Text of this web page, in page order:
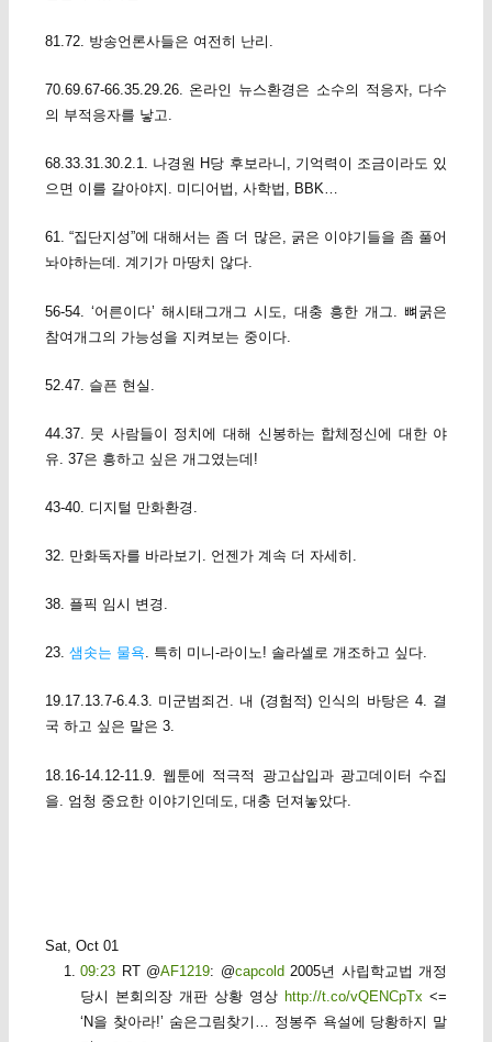
81.72. 방송언론사들은 여전히 난리.
70.69.67-66.35.29.26. 온라인 뉴스환경은 소수의 적응자, 다수
의 부적응자를 낳고.
68.33.31.30.2.1. 나경원 H당 후보라니, 기억력이 조금이라도 있
으면 이를 갈아야지. 미디어법, 사학법, BBK…
61. “집단지성”에 대해서는 좀 더 많은, 굵은 이야기들을 좀 풀어
놔야하는데. 계기가 마땅치 않다.
56-54. ‘어른이다’ 해시태그개그 시도, 대충 흥한 개그. 뼈굵은
참여개그의 가능성을 지켜보는 중이다.
52.47. 슬픈 현실.
44.37. 뭇 사람들이 정치에 대해 신봉하는 합체정신에 대한 야
유. 37은 흥하고 싶은 개그였는데!
43-40. 디지털 만화환경.
32. 만화독자를 바라보기. 언젠가 계속 더 자세히.
38. 플픽 임시 변경.
23. 샘솟는 물욕. 특히 미니-라이노! 솔라셀로 개조하고 싶다.
19.17.13.7-6.4.3. 미군범죄건. 내 (경험적) 인식의 바탕은 4. 결
국 하고 싶은 말은 3.
18.16-14.12-11.9. 웹툰에 적극적 광고삽입과 광고데이터 수집
을. 엄청 중요한 이야기인데도, 대충 던져놓았다.
Sat, Oct 01
09:23 RT @AF1219: @capcold 2005년 사립학교법 개정
당시 본회의장 개판 상황 영상 http://t.co/vQENCpTx <=
‘N을 찾아라!’ 숨은그림찾기… 정봉주 욕설에 당황하지 말